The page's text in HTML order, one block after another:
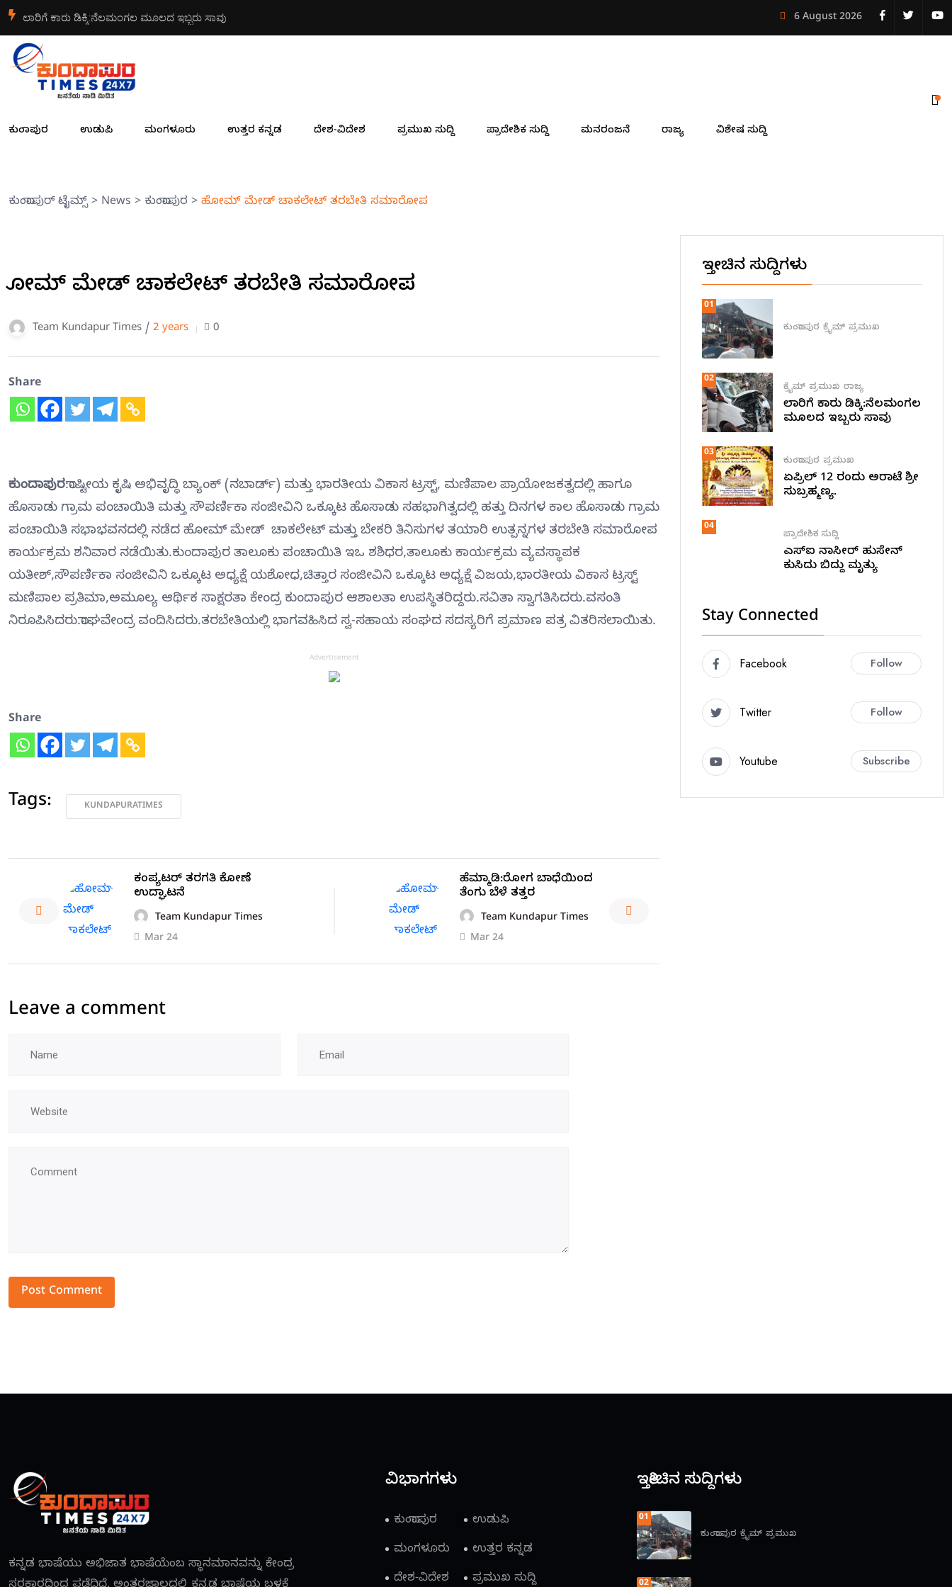
ಲಾರಿಗೆ ಕಾರು ಡಿಕ್ಕಿ:ನೆಲಮಂಗಲ ಮೂಲದ ಇಬ್ಬರು ಸಾವು ಏಪ್ರಿಲ್ 12 ರಂದು ಅರಾಟೆ ಶ್ರೀ ಸುಬ್ರಹ್ಮಣ್ಯ ದೇವಸ್ಥಾನದಲ್ಲಿ ಏಕಪವಿತ್ರ ನಾಗಮಂಡಲೋತ್ಸವ
6 August 2026
ಕುಂದಾಪುರ ಉಡುಪಿ ಮಂಗಳೂರು ಉತ್ತರ ಕನ್ನಡ ದೇಶ-ವಿದೇಶ ಪ್ರಮುಖ ಸುದ್ದಿ ಪ್ರಾದೇಶಿಕ ಸುದ್ದಿ ಮನರಂಜನೆ ರಾಜ್ಯ ವಿಶೇಷ ಸುದ್ದಿ
ಕುಂದಾಪುರ್ ಟೈಮ್ಸ್> News > ಕುಂದಾಪುರ > ಹೋಮ್ ಮೇಡ್ ಚಾಕಲೇಟ್ ತರಬೇತಿ ಸಮಾರೋಪ
ಹೋಮ್ ಮೇಡ್ ಚಾಕಲೇಟ್ ತರಬೇತಿ ಸಮಾರೋಪ
Team Kundapur Times / 2 years 0
Share
ಕುಂದಾಪುರ:ರಾಷ್ಟೀಯ ಕೃಷಿ ಅಭಿವೃದ್ಧಿ ಬ್ಯಾಂಕ್ (ನಬಾರ್ಡ್) ಮತ್ತು ಭಾರತೀಯ ವಿಕಾಸ ಟ್ರಸ್ಟ್, ಮಣಿಪಾಲ ಪ್ರಾಯೋಜಕತ್ವದಲ್ಲಿ ಹಾಗೂ
ಹೊಸಾಡು ಗ್ರಾಮ ಪಂಚಾಯಿತಿ ಮತ್ತು ಸೌಪರ್ಣಿಕಾ ಸಂಜೀವಿನಿ ಒಕ್ಕೂಟ ಹೊಸಾಡು ಸಹಭಾಗಿತ್ವದಲ್ಲಿ ಹತ್ತು ದಿನಗಳ ಕಾಲ ಹೊಸಾಡು ಗ್ರಾಮ
ಪಂಚಾಯಿತಿ ಸಭಾಭವನದಲ್ಲಿ ನಡೆದ ಹೋಮ್ ಮೇಡ್ ಚಾಕಲೇಟ್ ಮತ್ತು ಬೇಕರಿ ತಿನಿಸುಗಳ ತಯಾರಿ ಉತ್ಪನ್ನಗಳ ತರಬೇತಿ ಸಮಾರೋಪ
ಕಾರ್ಯಕ್ರಮ ಶನಿವಾರ ನಡೆಯಿತು.ಕುಂದಾಪುರ ತಾಲೂಕು ಪಂಚಾಯಿತಿ ಇಒ ಶಶಿಧರ,ತಾಲೂಕು ಕಾರ್ಯಕ್ರಮ ವ್ಯವಸ್ಥಾಪಕ
ಯತೀಶ್,ಸೌಪರ್ಣಿಕಾ ಸಂಜೀವಿನಿ ಒಕ್ಕೂಟ ಅಧ್ಯಕ್ಷೆ ಯಶೋಧ,ಚಿತ್ತಾರ ಸಂಜೀವಿನಿ ಒಕ್ಕೂಟ ಅಧ್ಯಕ್ಷೆ ವಿಜಯ,ಭಾರತೀಯ ವಿಕಾಸ ಟ್ರಸ್ಟ್
ಮಣಿಪಾಲ ಪ್ರತಿಮಾ,ಅಮೂಲ್ಯ ಆರ್ಥಿಕ ಸಾಕ್ಷರತಾ ಕೇಂದ್ರ ಕುಂದಾಪುರ ಆಶಾಲತಾ ಉಪಸ್ಥಿತರಿದ್ದರು.ಸವಿತಾ ಸ್ವಾಗತಿಸಿದರು.ವಸಂತಿ
ನಿರೂಪಿಸಿದರು.ರಾಘವೇಂದ್ರ ವಂದಿಸಿದರು.ತರಬೇತಿಯಲ್ಲಿ ಭಾಗವಹಿಸಿದ ಸ್ವ-ಸಹಾಯ ಸಂಘದ ಸದಸ್ಯರಿಗೆ ಪ್ರಮಾಣ ಪತ್ರ ವಿತರಿಸಲಾಯಿತು.
Advertisement
Share
Tags: KUNDAPURATIMES
ಕಂಪ್ಯೂಟರ್ ತರಗತಿ ಕೋಣೆ
ಉದ್ಘಾಟನೆ
Team Kundapur Times
Mar 24
ಹೆಮ್ಮಾಡಿ:ರೋಗ ಬಾಧೆಯಿಂದ
ತೆಂಗು ಬೆಳೆ ತತ್ತರ
Team Kundapur Times
Mar 24
Leave a comment
ಇತ್ತೀಚಿನ ಸುದ್ದಿಗಳು
01
ಕುಂದಾಪುರ ಕ್ರೈಮ್ ಪ್ರಮುಖ
02
ಕ್ರೈಮ್ ಪ್ರಮುಖ ರಾಜ್ಯ
ಲಾರಿಗೆ ಕಾರು ಡಿಕ್ಕಿ:ನೆಲಮಂಗಲ
ಮೂಲದ ಇಬ್ಬರು ಸಾವು
03
ಕುಂದಾಪುರ ಪ್ರಮುಖ
ಏಪ್ರಿಲ್ 12 ರಂದು ಅರಾಟೆ ಶ್ರೀ
ಸುಬ್ರಹ್ಮಣ್ಯ.
04
ಪ್ರಾದೇಶಿಕ ಸುದ್ದಿ
ಎಸ್ಐ ನಾಸೀರ್ ಹುಸೇನ್
ಕುಸಿದು ಬಿದ್ದು ಮೃತ್ಯು
Stay Connected
Facebook Follow
Twitter Follow
Youtube Subscribe
ಕನ್ನಡ ಭಾಷೆಯು ಅಭಿಜಾತ ಭಾಷೆಯೆಂಬ ಸ್ಥಾನಮಾನವನ್ನು ಕೇಂದ್ರ
ವಿಭಾಗಗಳು
ಕುಂದಾಪುರ
ಉಡುಪಿ
ಮಂಗಳೂರು
ಉತ್ತರ ಕನ್ನಡ
ದೇಶ-ವಿದೇಶ
ಪ್ರಮುಖ ಸುದ್ದಿ
ಇತ್ತೀಚಿನ ಸುದ್ದಿಗಳು
01
ಕುಂದಾಪುರ ಕ್ರೈಮ್ ಪ್ರಮುಖ
02